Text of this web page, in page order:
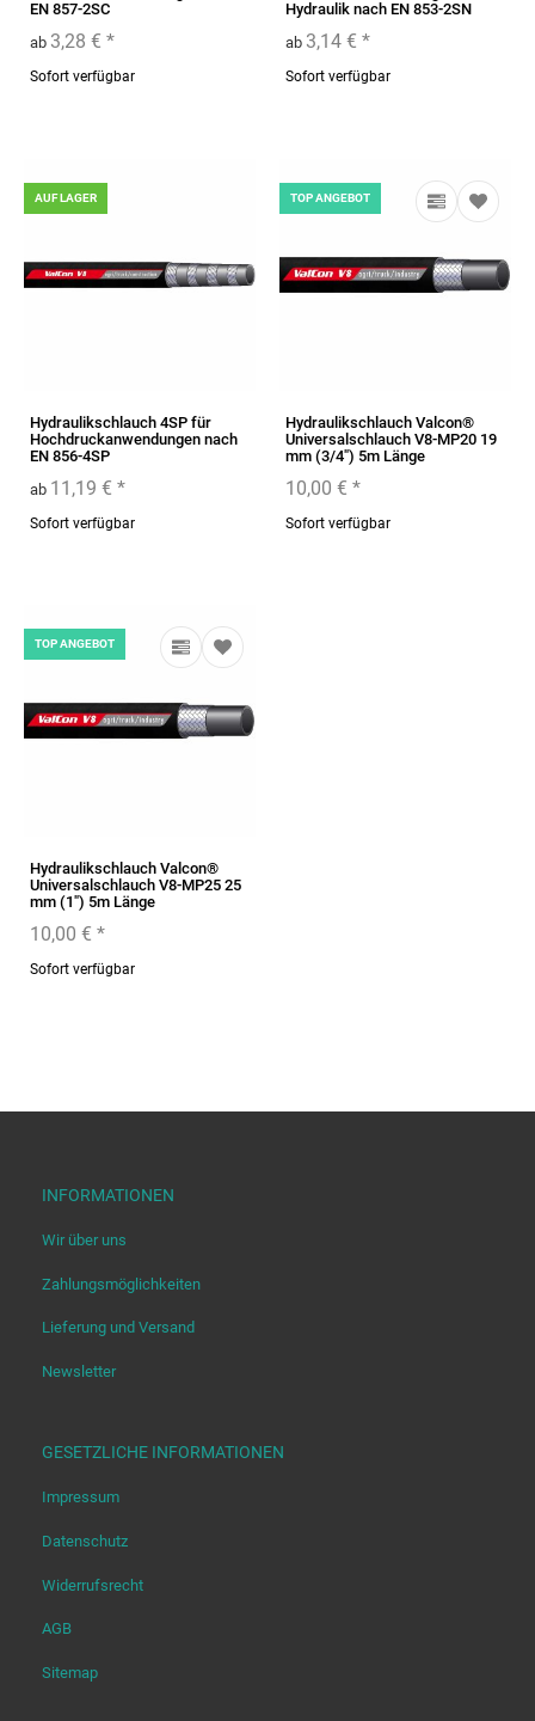
EN 857-2SC
ab 3,28 € *
Sofort verfügbar
Hydraulik nach EN 853-2SN
ab 3,14 € *
Sofort verfügbar
AUF LAGER
Hydraulikschlauch 4SP für
Hochdruckanwendungen nach
EN 856-4SP
ab 11,19 € *
Sofort verfügbar
TOP ANGEBOT
Hydraulikschlauch Valcon®
Universalschlauch V8-MP20 19
mm (3/4") 5m Länge
10,00 € *
Sofort verfügbar
TOP ANGEBOT
Hydraulikschlauch Valcon®
Universalschlauch V8-MP25 25
mm (1") 5m Länge
10,00 € *
Sofort verfügbar
INFORMATIONEN
Wir über uns
Zahlungsmöglichkeiten
Lieferung und Versand
Newsletter
GESETZLICHE INFORMATIONEN
Impressum
Datenschutz
Widerrufsrecht
AGB
Sitemap